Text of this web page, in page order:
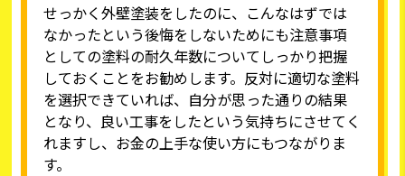
せっかく外壁塗装をしたのに、こんなはずでは
なかったという後悔をしないためにも注意事項
としての塗料の耐久年数についてしっかり把握
しておくことをお勧めします。反対に適切な塗料
を選択できていれば、自分が思った通りの結果
となり、良い工事をしたという気持ちにさせてく
れますし、お金の上手な使い方にもつながりま
す。